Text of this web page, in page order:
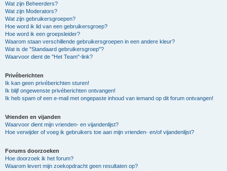
Wat zijn Beheerders?
Wat zijn Moderators?
Wat zijn gebruikersgroepen?
Hoe word ik lid van een gebruikersgroep?
Hoe word ik een groepsleider?
Waarom staan verschillende gebruikersgroepen in een andere kleur?
Wat is de "Standaard gebruikersgroep"?
Waarvoor dient de "Het Team"-link?
Privéberichten
Ik kan geen privéberichten sturen!
Ik blijf ongewenste privéberichten ontvangen!
Ik heb spam of een e-mail met ongepaste inhoud van iemand op dit forum ontvangen!
Vrienden en vijanden
Waarvoor dient mijn vrienden- en vijandenlijst?
Hoe verwijder of voeg ik gebruikers toe aan mijn vrienden- en/of vijandenlijst?
Forums doorzoeken
Hoe doorzoek ik het forum?
Waarom levert mijn zoekopdracht geen resultaten op?